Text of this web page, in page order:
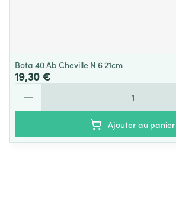
Bota 40 Ab Cheville N 6 21cm
19,30 €
Ajouter au panier